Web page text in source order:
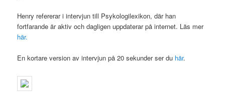
Henry refererar i intervjun till Psykologilexikon, där han
fortfarande är aktiv och dagligen uppdaterar på internet. Läs mer
här.
En kortare version av intervjun på 20 sekunder ser du här.